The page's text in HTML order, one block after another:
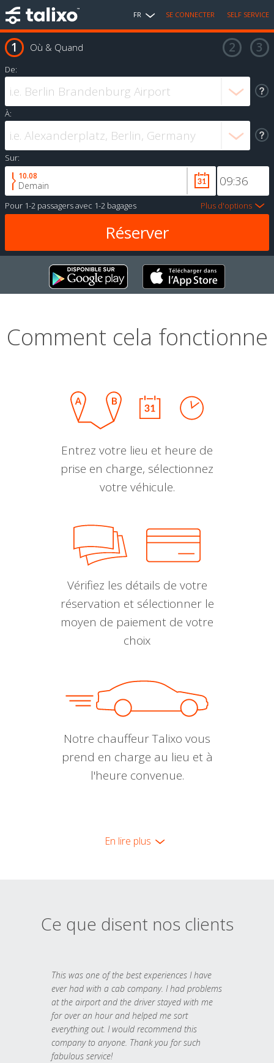
FR SE CONNECTER SELF SERVICE
Où & Quand
De:
À:
Sur:
10.08
Demain
Pour 1-2 passagersavec 1-2 bagages Plus d'options
Comment cela fonctionne
Entrez votre lieu et heure de
prise en charge, sélectionnez
votre véhicule.
Vérifiez les détails de votre
réservation et sélectionner le
moyen de paiement de votre
choix
Notre chauffeur Talixo vous
prend en charge au lieu et à
l'heure convenue.
En lire plus
Ce que disent nos clients
This was one of the best experiences I have
ever had with a cab company. I had problems
at the airport and the driver stayed with me
for over an hour and helped me sort
everything out. I would recommend this
company to anyone. Thank you for such
fabulous service!